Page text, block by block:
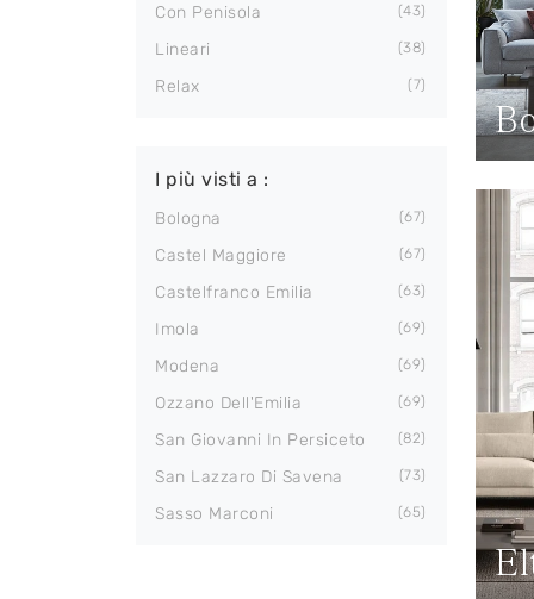
Con Penisola 43
Lineari 38
Relax 7
I più visti a :
Bologna 67
Castel Maggiore 67
Castelfranco Emilia 63
Imola 69
Modena 69
Ozzano Dell'Emilia 69
San Giovanni In Persiceto 82
San Lazzaro Di Savena 73
Sasso Marconi 65